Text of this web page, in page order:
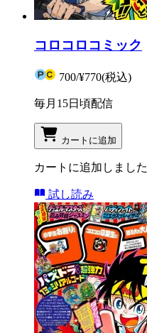
コロコロコミック
700/¥770(税込)
毎月15日頃配信
カートに追加
カートに追加しました
試し読み